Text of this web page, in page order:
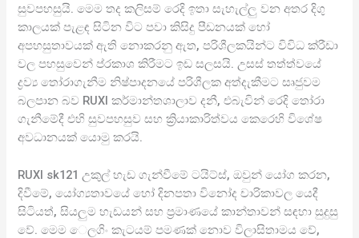
සුවපහසුයි. මෙම තද කලිසම් රෙදි ඉතා සැහැල්ලු වන අතර දිගු
කාලයක් පැළඳ සිටින විට පවා කිසිදු පීඩනයක් හෝ
අපහසුතාවයක් ඇති නොකරනු ඇත, පරිශීලකයින්ට විවිධ ක්රීඩා
වල පහසුවෙන් ප්රකාශ කිරීමට ඉඩ සලසයි. උසස් තත්ත්වයේ
ද්‍රව්‍ය තෝරාගැනීම නිෂ්පාදනයේ පරිශීලක අත්දැකීමට සෘජුවම
බලපාන බව RUXI කර්මාන්තශාලාව දනී, එබැවින් රෙදි තෝරා
ගැනීමේදී එහි සුවපහසුව සහ ක්‍රියාකාරිත්වය කෙරෙහි විශේෂ
අවධානයක් යොමු කරයි.
RUXI sk121 උකුල් හැඩ ගැන්වීමේ ටයිට්ස්, ඔවුන් යෝග කරන,
දිවීමේ, යෝග්‍යතාවයේ හෝ දිනපතා විනෝද චාරිකාවල යෙදී
සිටියත්, සියලුම හැඩයන් සහ ප්‍රමාණයේ කාන්තාවන් සඳහා සුදුසු
වේ. මෙම ෙලගිං කැටයම් පමණක් නොව විලාසිතාමය වේ,